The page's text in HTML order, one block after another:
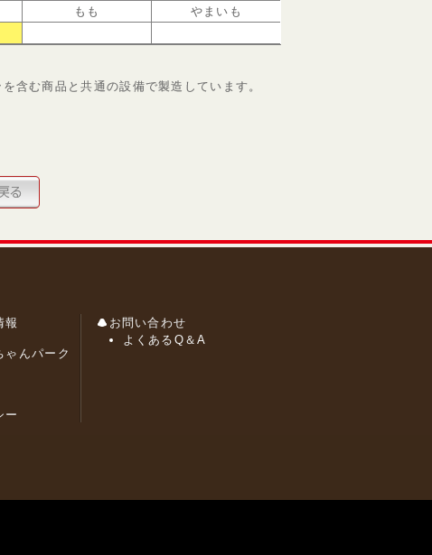
もも
やまいも
含む商品と共通の設備で製造しています。
報
ゃんパーク
ー
お問い合わせ
よくあるQ＆A